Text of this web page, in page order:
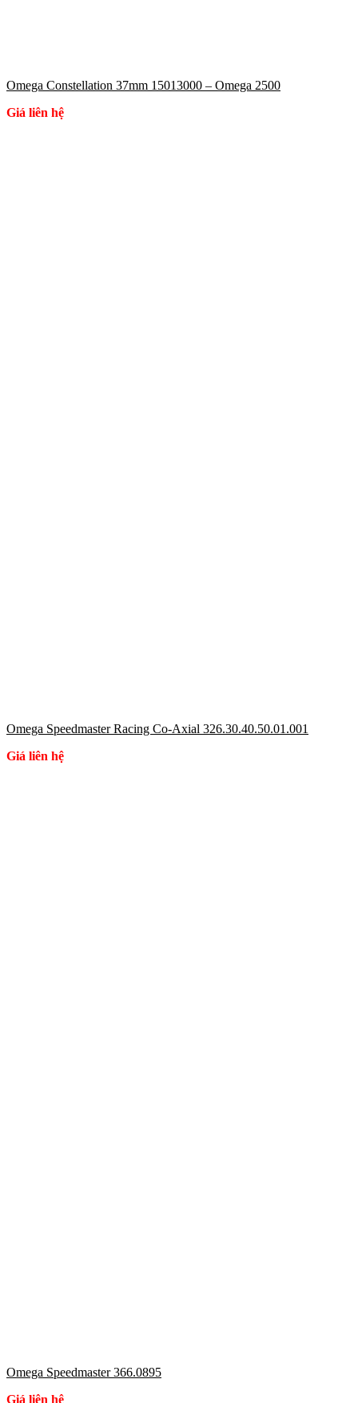
Omega Constellation 37mm 15013000 – Omega 2500
Giá liên hệ
Omega Speedmaster Racing Co-Axial 326.30.40.50.01.001
Giá liên hệ
Omega Speedmaster 366.0895
Giá liên hệ